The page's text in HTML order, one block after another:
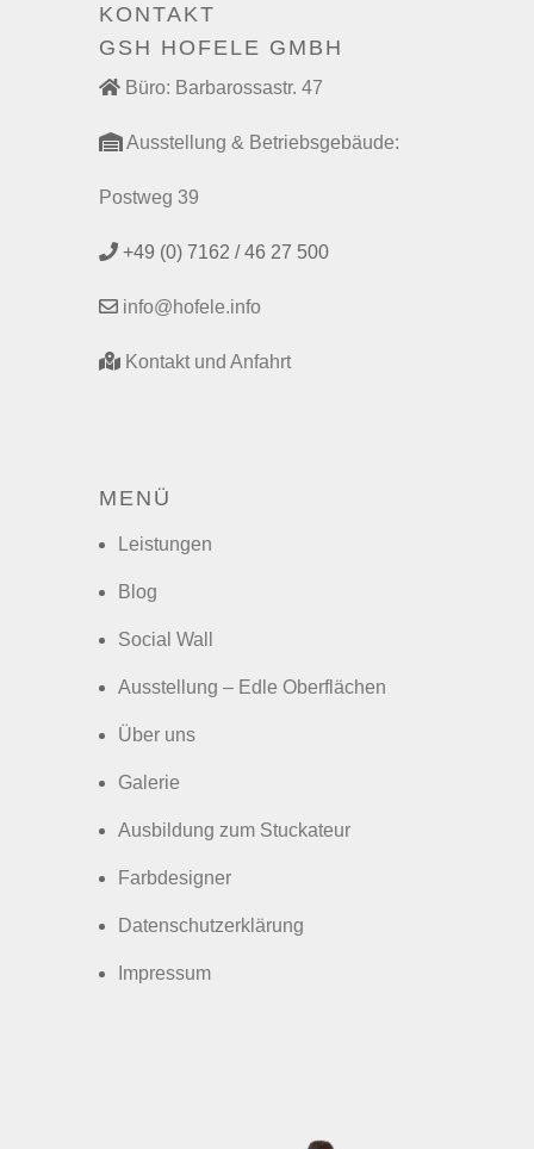
KONTAKT
GSH HOFELE GMBH
Büro: Barbarossastr. 47
Ausstellung & Betriebsgebäude:
Postweg 39
+49 (0) 7162 / 46 27 500
info@hofele.info
Kontakt und Anfahrt
MENÜ
Leistungen
Blog
Social Wall
Ausstellung – Edle Oberflächen
Über uns
Galerie
Ausbildung zum Stuckateur
Farbdesigner
Datenschutzerklärung
Impressum